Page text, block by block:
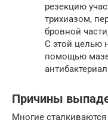
резекцию
трихиазом,
бровной
С этой целью
помощью
Причины
Многие